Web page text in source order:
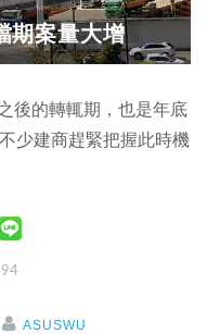
期案量大增
後的轉輒期，也是年底
少建商趕緊把握此時機
ASUSWU